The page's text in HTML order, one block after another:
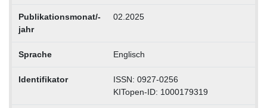
Publikationsmonat/-
jahr
02.2025
Sprache Englisch
Identifikator
ISSN: 0927-0256
KITopen-ID: 1000179319